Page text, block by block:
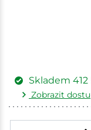
Skladem 412
Zobrazit